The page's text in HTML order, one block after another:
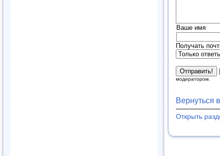
Ваше имя
Получать
модератором.
Вернуться
Открыть